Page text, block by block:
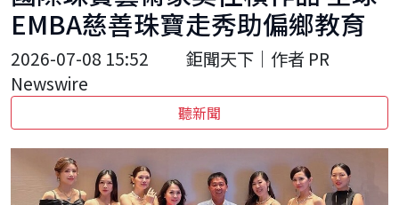
EMBA慈善珠寶走秀助偏鄉教育
2026-07-08 15:52
鉅聞天下｜作者 PR
Newswire
聽新聞